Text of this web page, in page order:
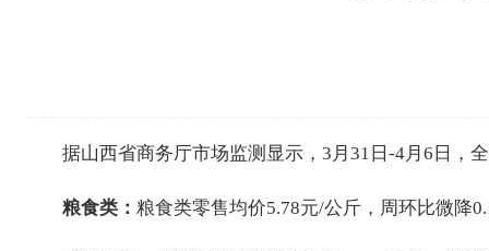
据山西省商务厅市场监测显示， 3 月 31日 -4月6 日，
粮食类： 粮食类零售均价5.78元/公斤，周环比微降